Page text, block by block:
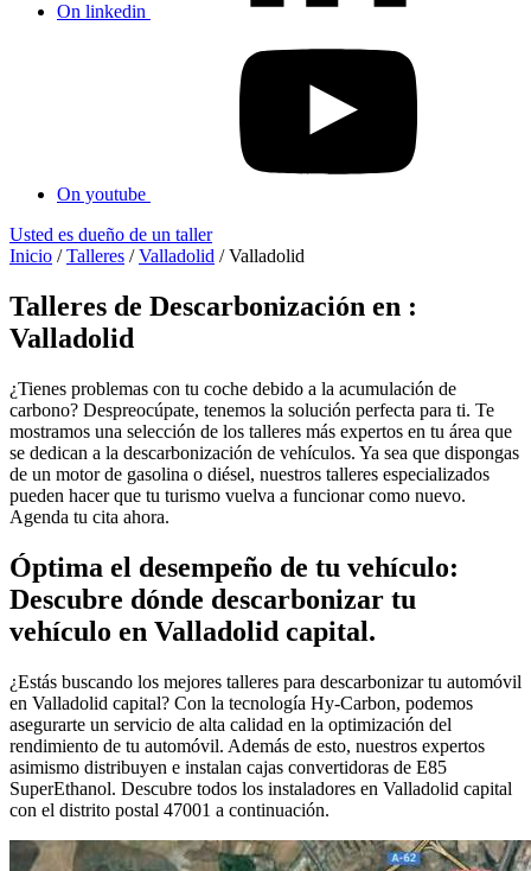
On linkedin
On youtube
Usted es dueño de un taller
Inicio /Talleres /Valladolid /Valladolid
Talleres de Descarbonización en :
Valladolid
¿Tienes problemas con tu coche debido a la acumulación de
carbono? Despreocúpate, tenemos la solución perfecta para ti. Te
mostramos una selección de los talleres más expertos en tu área que
se dedican a la descarbonización de vehículos. Ya sea que dispongas
de un motor de gasolina o diésel, nuestros talleres especializados
pueden hacer que tu turismo vuelva a funcionar como nuevo.
Agenda tu cita ahora.
Óptima el desempeño de tu vehículo:
Descubre dónde descarbonizar tu
vehículo en Valladolid capital.
¿Estás buscando los mejores talleres para descarbonizar tu automóvil
en Valladolid capital? Con la tecnología Hy-Carbon, podemos
asegurarte un servicio de alta calidad en la optimización del
rendimiento de tu automóvil. Además de esto, nuestros expertos
asimismo distribuyen e instalan cajas convertidoras de E85
SuperEthanol. Descubre todos los instaladores en Valladolid capital
con el distrito postal 47001 a continuación.